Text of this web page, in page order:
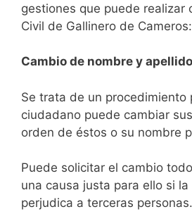
gestiones que puede realizar
Civil de Gallinero de Cameros:
Cambio de nombre y
Se trata de un procedimiento
ciudadano puede cambiar
orden de éstos o su nombre
Puede solicitar el cambio
una causa justa para ello si
perjudica a terceras personas.